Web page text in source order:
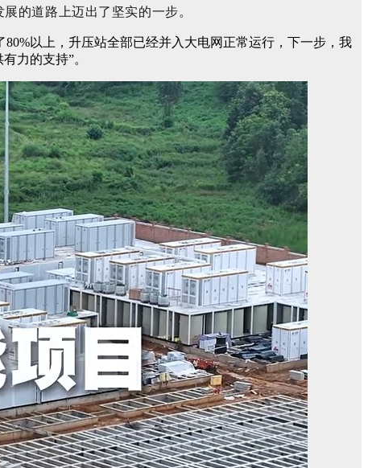
的道路上迈出了坚实的一步。
以上，升压站全部已经并入大电网正常运行，下一步，我
力的支持”。